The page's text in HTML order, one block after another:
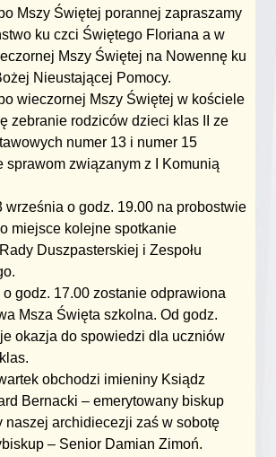
Mszy Świętej porannej zapraszamy
ku czci Świętego Floriana a w
Mszy Świętej na Nowennę ku
Nieustającej Pomocy.
wieczornej Mszy Świętej w kościele
zebranie rodziców dzieci klas II ze
numer 13 i numer 15
sprawom związanym z I Komunią
września o godz. 19.00 na probostwie
miejsce kolejne spotkanie
Duszpasterskiej i Zespołu
o godz. 17.00 zostanie odprawiona
Msza Święta szkolna. Od godz.
okazja do spowiedzi dla uczniów
obchodzi imieniny Ksiądz
Bernacki – emerytowany biskup
naszej archidiecezji zaś w sobotę
– Senior Damian Zimoń.